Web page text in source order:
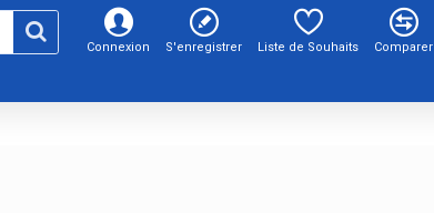
Connexion S'enregistrer Liste de Souhaits Comparer